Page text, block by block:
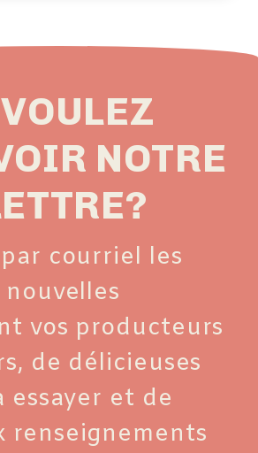
NOTRE
courriel les
vos producteurs
de délicieuses
essayer et de
renseignements